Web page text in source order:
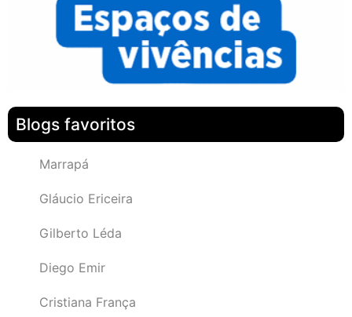
Blogs favoritos
Marrapá
Gláucio Ericeira
Gilberto Léda
Diego Emir
Cristiana França